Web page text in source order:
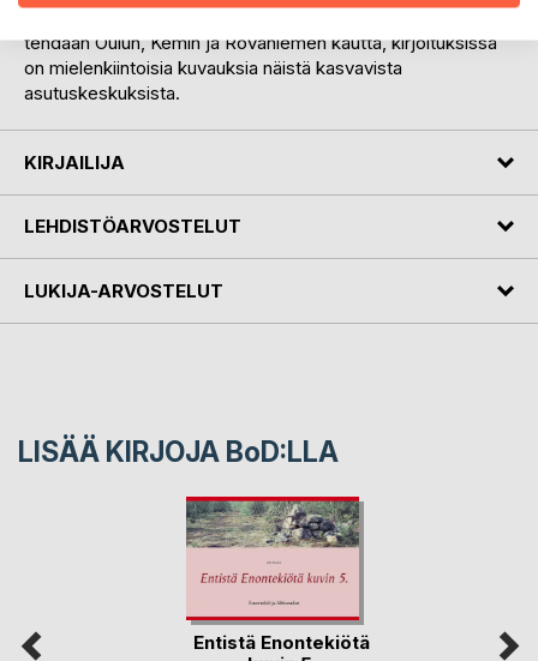
tehdään Oulun, Kemin ja Rovaniemen kautta, kirjoituksissa
on mielenkiintoisia kuvauksia näistä kasvavista
asutuskeskuksista.
KIRJAILIJA
LEHDISTÖARVOSTELUT
LUKIJA-ARVOSTELUT
LISÄÄ KIRJOJA BoD:LLA
Entistä Enontekiötä